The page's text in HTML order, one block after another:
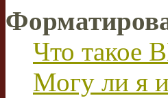
Что такое
Могу ли я